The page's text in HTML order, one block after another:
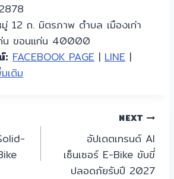
12 ถ. มิตรภาพ ตำบล เมืองเก่า
ก่น ขอนแก่น 40000
: FACEBOOK PAGE | LINE |
เติม
NEXT
อัปเดตเทรนด์ AI
เซ็นเซอร์ E-Bike ขับขี่
ปลอดภัยรับปี 2027